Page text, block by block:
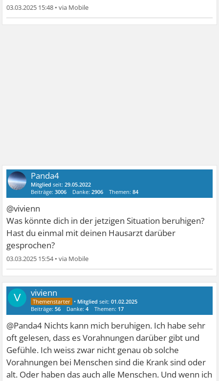
03.03.2025 15:48 •
Panda4
Mitglied seit:29.05.2022
Beiträge:3006 Danke:2906 Themen:84
@vivienn
Was könnte dich in der jetzigen Situation beruhigen?
Hast du einmal mit deinen Hausarzt darüber
gesprochen?
03.03.2025 15:54•
V vivienn
• Mitglied seit:01.02.2025
Beiträge:56 Danke:4 Themen: 17
@Panda4 Nichts kann mich beruhigen. Ich habe sehr
oft gelesen, dass es Vorahnungen darüber gibt und
Gefühle. Ich weiss zwar nicht genau ob solche
Vorahnungen bei Menschen sind die Krank sind oder
alt. Oder haben das auch alle Menschen. Und wenn ich